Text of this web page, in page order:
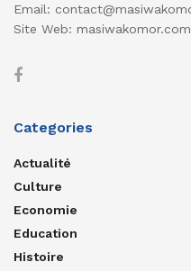
Email:
Site Web: masiwakomor.com
Categories
Actualité
Culture
Economie
Education
Histoire